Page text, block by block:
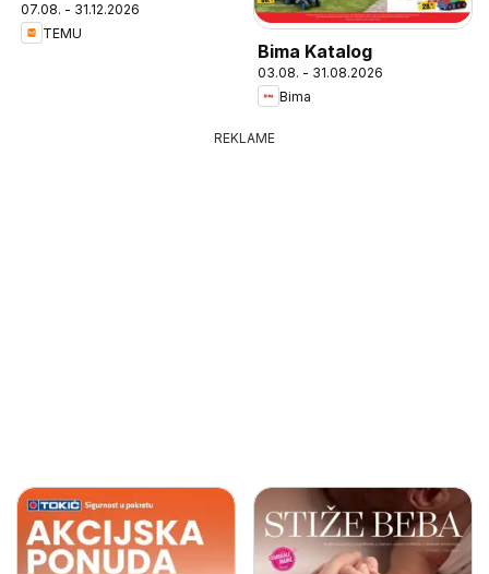
07.08. - 31.12.2026
TEMU
Bima Katalog
03.08. - 31.08.2026
Bima
REKLAME